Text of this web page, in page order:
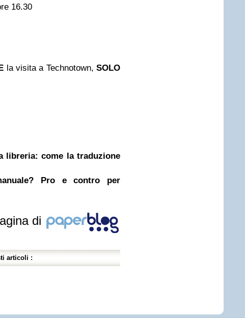
16.30
la visita a Technotown,SOLO
libreria: come la traduzione
Pro e contro per
di
articoli :